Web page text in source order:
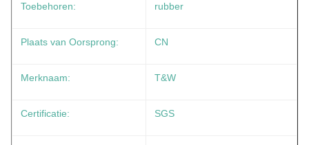
Toebehoren: rubber
Plaats van Oorsprong: CN
Merknaam: T&W
Certificatie: SGS